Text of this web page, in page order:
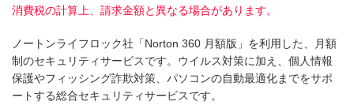
消費税の計算上、請求金額と異なる場合があります。
ノートンライフロック社「Norton 360 月額版」を利用した、月額
制のセキュリティサービスです。ウイルス対策に加え、個人情報
保護やフィッシング詐欺対策、パソコンの自動最適化までをサポ
ートする総合セキュリティサービスです。